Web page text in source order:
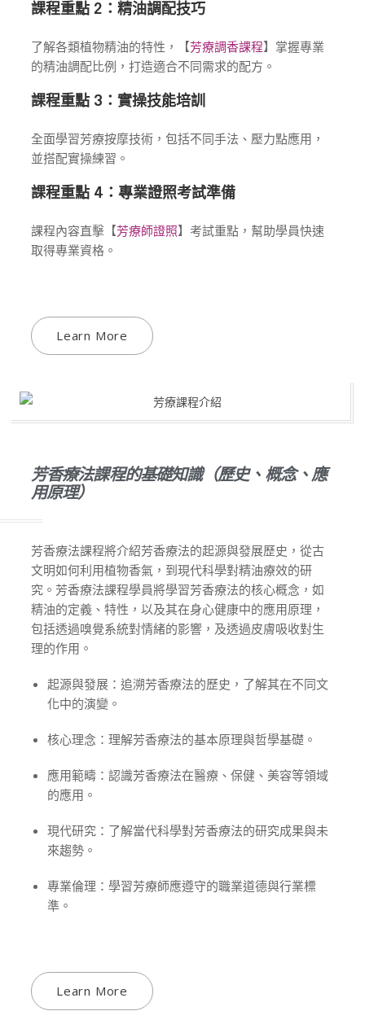
課程重點 2：精油調配技巧
了解各類植物精油的特性，【芳療調香課程】掌握專業
的精油調配比例，打造適合不同需求的配方。
課程重點 3：實操技能培訓
全面學習芳療按摩技術，包括不同手法、壓力點應用，
並搭配實操練習。
課程重點 4：專業證照考試準備
課程內容直擊【芳療師證照】考試重點，幫助學員快速
取得專業資格。
Learn More
芳香療法課程的基礎知識（歷史、概念、應
用原理）
芳香療法課程將介紹芳香療法的起源與發展歷史，從古
文明如何利用植物香氣，到現代科學對精油療效的研
究。芳香療法課程學員將學習芳香療法的核心概念，如
精油的定義、特性，以及其在身心健康中的應用原理，
包括透過嗅覺系統對情緒的影響，及透過皮膚吸收對生
理的作用。
起源與發展：追溯芳香療法的歷史，了解其在不同文
化中的演變。
核心理念：理解芳香療法的基本原理與哲學基礎。
應用範疇：認識芳香療法在醫療、保健、美容等領域
的應用。
現代研究：了解當代科學對芳香療法的研究成果與未
來趨勢。
專業倫理：學習芳療師應遵守的職業道德與行業標
準。
Learn More